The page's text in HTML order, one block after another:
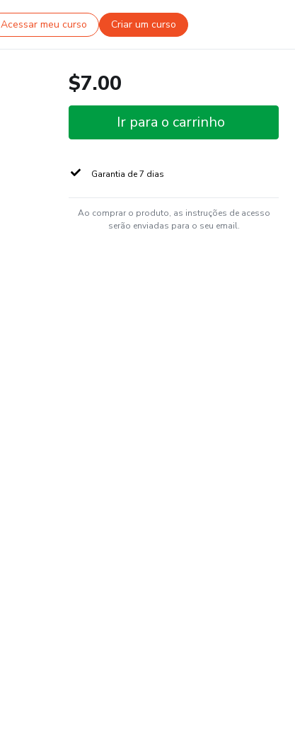
Acessar meu curso Criar um curso
$7.00
Ir para o carrinho
Garantia de 7 dias
Ao comprar o produto, as instruções de acesso
serão enviadas para o seu email.